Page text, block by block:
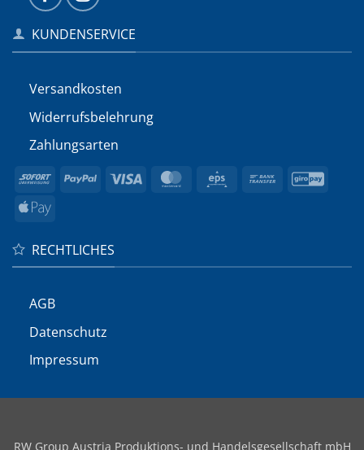
KUNDENSERVICE
Versandkosten
Widerrufs­belehrung
Zahlungsarten
Sofort PayPal Visa MasterCard
Eps
Bank
Apple
RECHTLICHES
AGB
Datenschutz
Impressum
RW Group Austria Produktions- und Handelsgesellschaft mbH